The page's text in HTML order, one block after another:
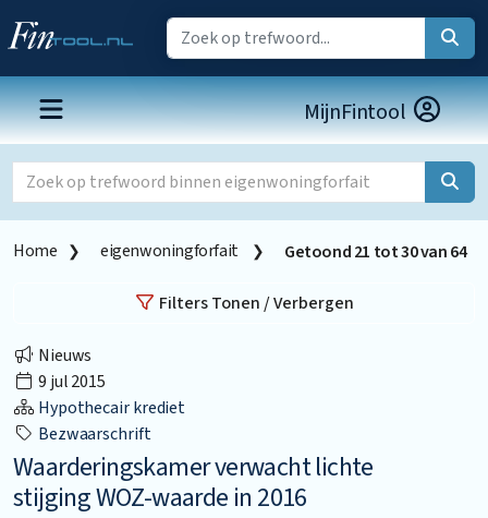
MijnFintool
Home eigenwoningforfait Getoond21 tot30van64
Filters Tonen / Verbergen
Nieuws
9 jul 2015
Hypothecair krediet
Bezwaarschrift
Waarderingskamer verwacht lichte
stijging WOZ-waarde in 2016